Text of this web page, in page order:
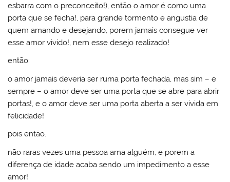
esbarra com o preconceito!), então o amor é como uma
porta que se fecha!, para grande tormento e angustia de
quem amando e desejando, porem jamais consegue ver
esse amor vivido!, nem esse desejo realizado!
então:
o amor jamais deveria ser ruma porta fechada, mas sim – e
sempre – o amor deve ser uma porta que se abre para abrir
portas!, e o amor deve ser uma porta aberta a ser vivida em
felicidade!
pois então.
não raras vezes uma pessoa ama alguém, e porem a
diferença de idade acaba sendo um impedimento a esse
amor!